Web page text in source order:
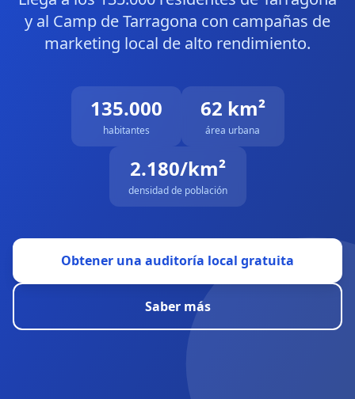
Sitio Web
E-commerce
Local - Baix Penedès · Garraf · Tarragona
y al Camp de Tarragona con campañas de
marketing local de alto rendimiento.
135.000
habitantes
62 km²
área urbana
2.180/km²
densidad de población
Obtener una auditoría local gratuita
Saber más